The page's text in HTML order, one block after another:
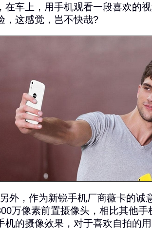
在车上，用手机观看一段喜欢的
，这感觉，岂不快哉?
，作为新锐手机厂商薇卡的诚
万像素前置摄像头，相比其他
机的摄像效果，对于喜欢自拍的